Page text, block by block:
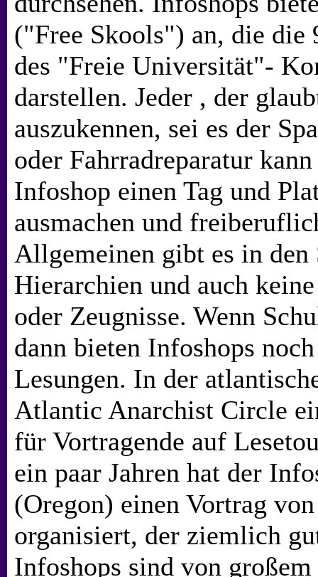
("Free Skools") an, die die
des "Freie Universität"-
darstellen. Jeder , der
auszukennen, sei es der
oder Fahrradreparatur
Infoshop einen Tag und
ausmachen und
Allgemeinen gibt es in den
Hierarchien und auch
oder Zeugnisse. Wenn
dann bieten Infoshops
Lesungen. In der
Atlantic Anarchist Circle
für Vortragende auf
ein paar Jahren hat der
(Oregon) einen Vortrag
organisiert, der ziemlich
Infoshops sind von